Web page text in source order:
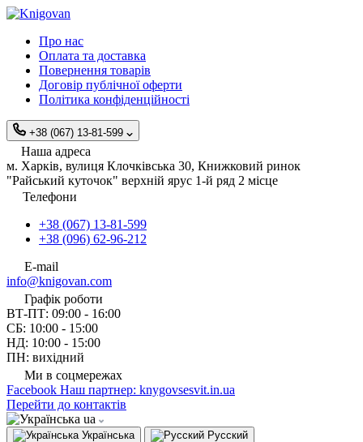
Про нас
Оплата та доставка
Повернення товарів
Договір публічної оферти
Політика конфіденційності
+38 (067) 13-81-599
Наша адреса
м. Харків, вулиця Клочківська 30, Книжковий ринок
"Райський куточок" верхній ярус 1-й ряд 2 місце
Телефони
+38 (067) 13-81-599
+38 (096) 62-96-212
E-mail
info@knigovan.com
Графік роботи
ВТ-ПТ: 09:00 - 16:00
СБ: 10:00 - 15:00
НД: 10:00 - 15:00
ПН: вихідний
Ми в соцмережах
Facebook Наш партнер: knygovsesvit.in.ua
Перейти до контактів
ua
Українська Русский